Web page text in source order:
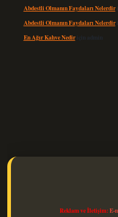
Abdestli Olmanın Faydaları Nelerdir
Abdestli Olmanın Faydaları Nelerdir
En Ağır Kahve Nediriçin admin
Reklam ve İletişim:E-